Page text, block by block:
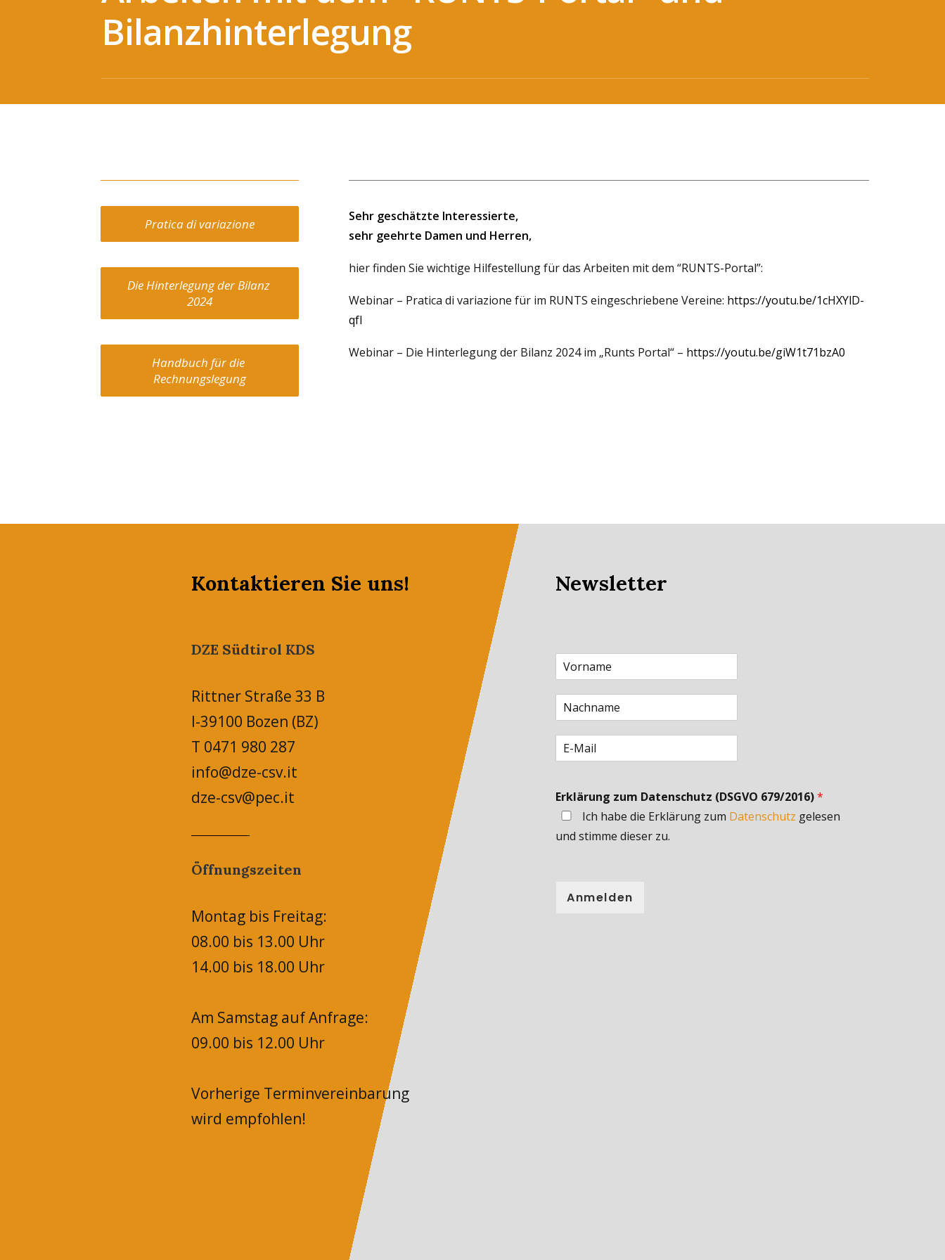
Bilanzhinterlegung
Pratica di variazione
Die Hinterlegung der Bilanz
2024
Handbuch für die
Rechnungslegung
Sehr geschätzte Interessierte,
sehr geehrte Damen und Herren,
hier finden Sie wichtige Hilfestellung für das Arbeiten mit dem “RUNTS-Portal”:
Webinar – Pratica di variazione für im RUNTS eingeschriebene Vereine: https://youtu.be/1cHXYlD-
qfI
Webinar – Die Hinterlegung der Bilanz 2024 im „Runts Portal“ – https://youtu.be/giW1t71bzA0
Kontaktieren Sie uns!
DZE Südtirol KDS
Rittner Straße 33 B
I-39100 Bozen (BZ)
T 0471 980 287
info@dze-csv.it
dze-csv@pec.it
Öffnungszeiten
Montag bis Freitag:
08.00 bis 13.00 Uhr
14.00 bis 18.00 Uhr
Am Samstag auf Anfrage:
09.00 bis 12.00 Uhr
Vorherige Terminvereinbarung
wird empfohlen!
Newsletter
Erklärung zum Datenschutz (DSGVO 679/2016)*
Ich habe die Erklärung zum Datenschutz gelesen
und stimme dieser zu.
Anmelden